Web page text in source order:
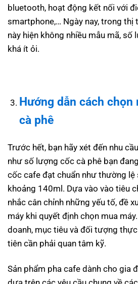
bluetooth, hoạt động kết nối với
smartphone,… Ngày nay, trong
này hiện không nhiều mẫu mã, số
khá ít ỏi.
Hướng dẫn cách chọn
cà phê
Trước hết, bạn hãy xét đến nhu
như số lượng cốc cà phê bạn
cốc cafe đạt chuẩn như thường
khoảng 140ml. Dựa vào vào tiêu
nhắc cân chỉnh những yếu tố, đề
máy khi quyết định chọn mua
doanh, mục tiêu và đối tượng
tiên cần phải quan tâm kỹ.
Sản phẩm pha cafe dành cho gia